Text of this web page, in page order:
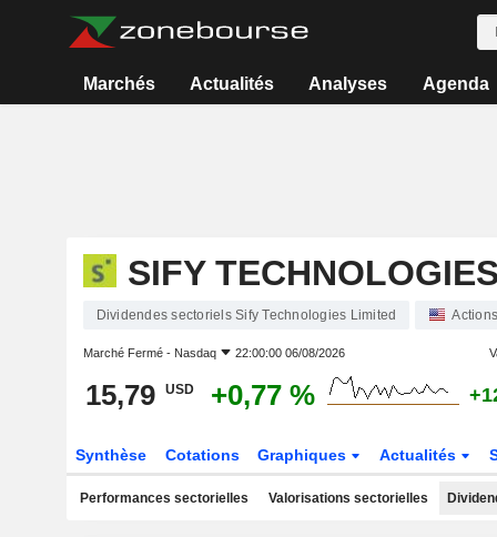
Marchés Actualités Analyses Agenda
SIFY
Dividendes sectoriels Sify Technologies Limited Actions
Marché Fermé - Nasdaq 22:00:00 06/08/2026
15,79 USD +0,77 %
Synthèse Cotations Graphiques Actualités
Performances sectorielles Valorisations sectorielles